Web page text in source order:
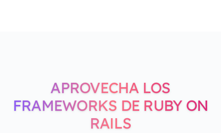
APROVECHA LOS
FRAMEWORKS DE RUBY ON
RAILS